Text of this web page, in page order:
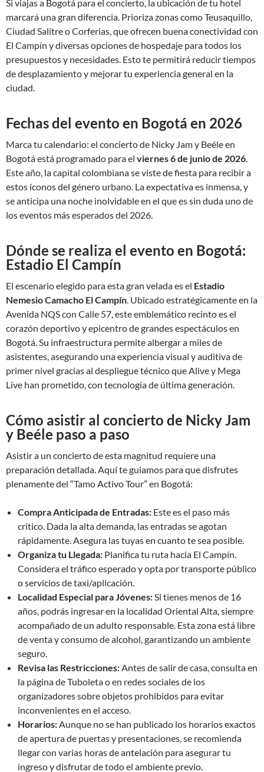
Si viajas a Bogotá para el concierto, la ubicación de tu hotel
marcará una gran diferencia. Prioriza zonas como Teusaquillo,
Ciudad Salitre o Corferias, que ofrecen buena conectividad con
El Campín y diversas opciones de hospedaje para todos los
presupuestos y necesidades. Esto te permitirá reducir tiempos
de desplazamiento y mejorar tu experiencia general en la
ciudad.
Fechas del evento en Bogotá en 2026
Marca tu calendario: el concierto de Nicky Jam y Beéle en
Bogotá está programado para el viernes 6 de junio de 2026.
Este año, la capital colombiana se viste de fiesta para recibir a
estos íconos del género urbano. La expectativa es inmensa, y
se anticipa una noche inolvidable en el que es sin duda uno de
los eventos más esperados del 2026.
Dónde se realiza el evento en Bogotá:
Estadio El Campín
El escenario elegido para esta gran velada es el Estadio
Nemesio Camacho El Campín. Ubicado estratégicamente en la
Avenida NQS con Calle 57, este emblemático recinto es el
corazón deportivo y epicentro de grandes espectáculos en
Bogotá. Su infraestructura permite albergar a miles de
asistentes, asegurando una experiencia visual y auditiva de
primer nivel gracias al despliegue técnico que Alive y Mega
Live han prometido, con tecnología de última generación.
Cómo asistir al concierto de Nicky Jam
y Beéle paso a paso
Asistir a un concierto de esta magnitud requiere una
preparación detallada. Aquí te guiamos para que disfrutes
plenamente del “Tamo Activo Tour” en Bogotá:
Compra Anticipada de Entradas: Este es el paso más
crítico. Dada la alta demanda, las entradas se agotan
rápidamente. Asegura las tuyas en cuanto te sea posible.
Organiza tu Llegada: Planifica tu ruta hacia El Campín.
Considera el tráfico esperado y opta por transporte público
o servicios de taxi/aplicación.
Localidad Especial para Jóvenes:Si tienes menos de 16
años, podrás ingresar en la localidad Oriental Alta, siempre
acompañado de un adulto responsable. Esta zona está libre
de venta y consumo de alcohol, garantizando un ambiente
seguro.
Revisa las Restricciones:Antes de salir de casa, consulta en
la página de Tuboleta o en redes sociales de los
organizadores sobre objetos prohibidos para evitar
inconvenientes en el acceso.
Horarios:Aunque no se han publicado los horarios exactos
de apertura de puertas y presentaciones, se recomienda
llegar con varias horas de antelación para asegurar tu
ingreso y disfrutar de todo el ambiente previo.